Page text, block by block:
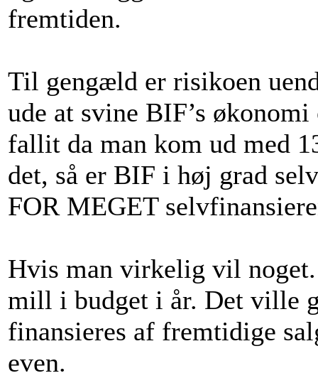
fremtiden.
Til gengæld er risikoen
ude at svine BIF’s
fallit da man kom ud med
det, så er BIF i høj grad
FOR MEGET
Hvis man virkelig vil noget.
mill i budget i år. Det ville
finansieres af fremtidige
even.